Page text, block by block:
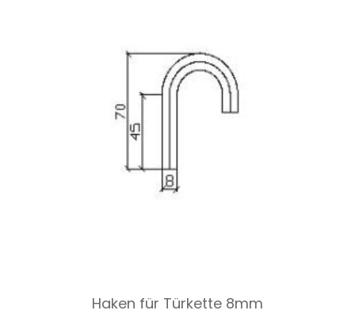
Haken für Türkette 8mm